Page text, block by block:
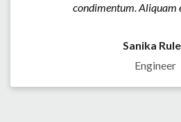
condimentum. Aliquam
Sanika
Engineer